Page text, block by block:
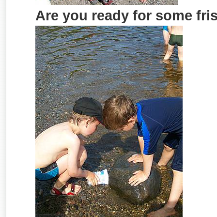
Are you ready for some